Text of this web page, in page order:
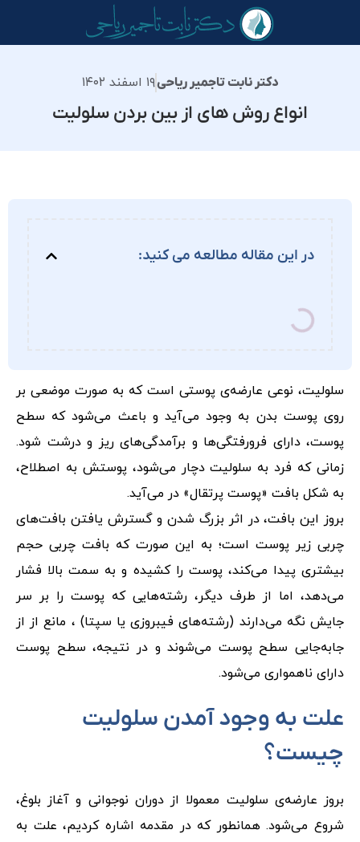
دکتر نابت تاجمیر ریاحی۱۹ اسفند ۱۴۰۲
انواع روش های از بین بردن سلولیت
در این مقاله مطالعه می کنید:
سلولیت، نوعی عارضه‌ی پوستی است که به صورت موضعی بر
روی پوست بدن به وجود می‌آید و باعث می‌شود که سطح
پوست، دارای فرورفتگی‌ها و برآمدگی‌های ریز و درشت شود.
زمانی که فرد به سلولیت دچار می‌شود، پوستش به اصطلاح،
به شکل بافت «پوست پرتقال» در می‌آید.
بروز این بافت، در اثر بزرگ شدن و گسترش یافتن بافت‌های
چربی زیر پوست است؛ به این صورت که بافت چربی حجم
بیشتری پیدا می‌کند، پوست را کشیده و به سمت بالا فشار
می‌دهد، اما از طرف دیگر، رشته‌هایی که پوست را بر سر
جایش نگه می‌دارند (رشته‌های فیبروزی یا سپتا) ، مانع از از
جابه‌جایی سطح پوست می‌شوند و در نتیجه، سطح پوست
دارای ناهمواری‌ می‌شود.
علت به وجود آمدن سلولیت
چیست؟
بروز عارضه‌ی سلولیت معمولا از دوران نوجوانی و آغاز بلوغ،
شروع می‌شود. همانطور که در مقدمه اشاره کردیم، علت به